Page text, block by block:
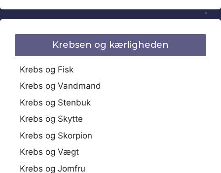
Krebsen og kærligheden
Krebs og Fisk
Krebs og Vandmand
Krebs og Stenbuk
Krebs og Skytte
Krebs og Skorpion
Krebs og Vægt
Krebs og Jomfru